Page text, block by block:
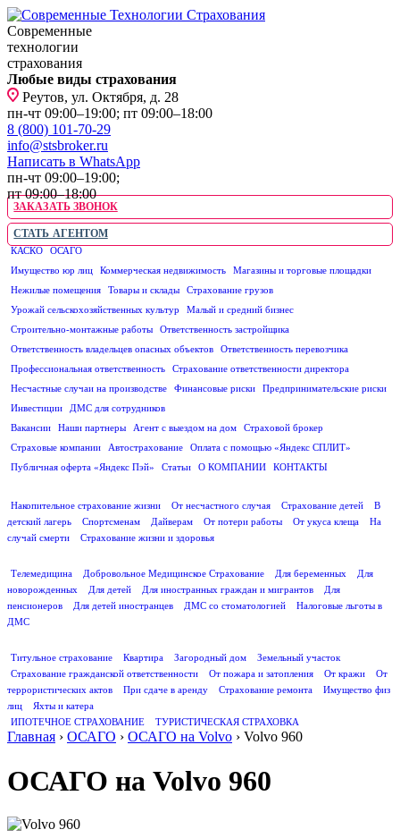
Современные
технологии
страхования
Любые виды страхования
Реутов, ул. Октября, д. 28
пн-чт 09:00–19:00; пт 09:00–18:00
8 (800) 101-70-29
info@stsbroker.ru
Написать в WhatsApp
пн-чт 09:00–19:00;
пт 09:00–18:00
ЗАКАЗАТЬ ЗВОНОК
СТАТЬ АГЕНТОМ
КАСКО ОСАГО
Имущество юр лиц
Коммерческая недвижимость
Магазины и торговые площадки
Нежилые помещения
Товары и склады
Страхование грузов
Урожай сельскохозяйственных культур
Малый и средний бизнес
Строительно-монтажные работы
Ответственность застройщика
Ответственность владельцев опасных объектов
Ответственность перевозчика
Профессиональная ответственность
Страхование ответственности директора
Несчастные случаи на производстве
Финансовые риски
Предпринимательские риски
Инвестиции
ДМС для сотрудников
Вакансии
Наши партнеры Агент с выездом на дом
Страховой брокер
Страховые компании
Автострахование
Оплата с помощью «Яндекс СПЛИТ»
Публичная оферта «Яндекс Пэй»
Статьи О КОМПАНИИ
КОНТАКТЫ
Накопительное страхование жизни
От несчастного случая Страхование детей
В
детский лагерь
Спортсменам Дайверам От потери работы От укуса клеща
На
случай смерти
Страхование жизни и здоровья
Телемедицина
Добровольное Медицинское Страхование Для беременных
Для
новорожденных
Для детей Для иностранных граждан и мигрантов
Для
пенсионеров
Для детей иностранцев ДМС со стоматологией
Налоговые льготы в
ДМС
Титульное страхование
Квартира Загородный дом
Земельный участок
Страхование гражданской ответственности
От пожара и затопления От кражи
От
террористических актов
При сдаче в аренду Страхование ремонта
Имущество физ
лиц
Яхты и катера
ИПОТЕЧНОЕ СТРАХОВАНИЕ
ТУРИСТИЧЕСКАЯ СТРАХОВКА
Главная › ОСАГО › ОСАГО на Volvo › Volvo 960
ОСАГО на Volvo 960